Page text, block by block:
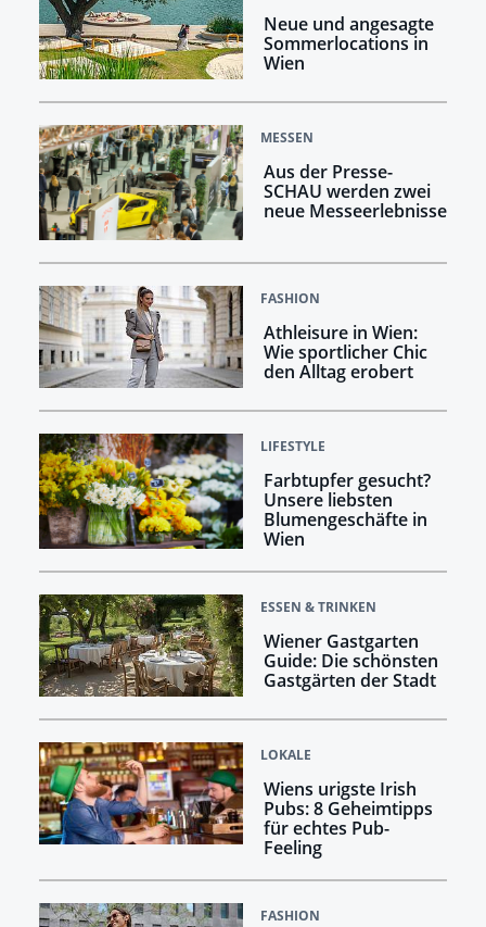
Neue und angesagte
Sommerlocations in
Wien
MESSEN
Aus der Presse-
SCHAU werden zwei
neue Messeerlebnisse
FASHION
Athleisure in Wien:
Wie sportlicher Chic
den Alltag erobert
LIFESTYLE
Farbtupfer gesucht?
Unsere liebsten
Blumengeschäfte in
Wien
ESSEN & TRINKEN
Wiener Gastgarten
Guide: Die schönsten
Gastgärten der Stadt
LOKALE
Wiens urigste Irish
Pubs: 8 Geheimtipps
für echtes Pub-
Feeling
FASHION